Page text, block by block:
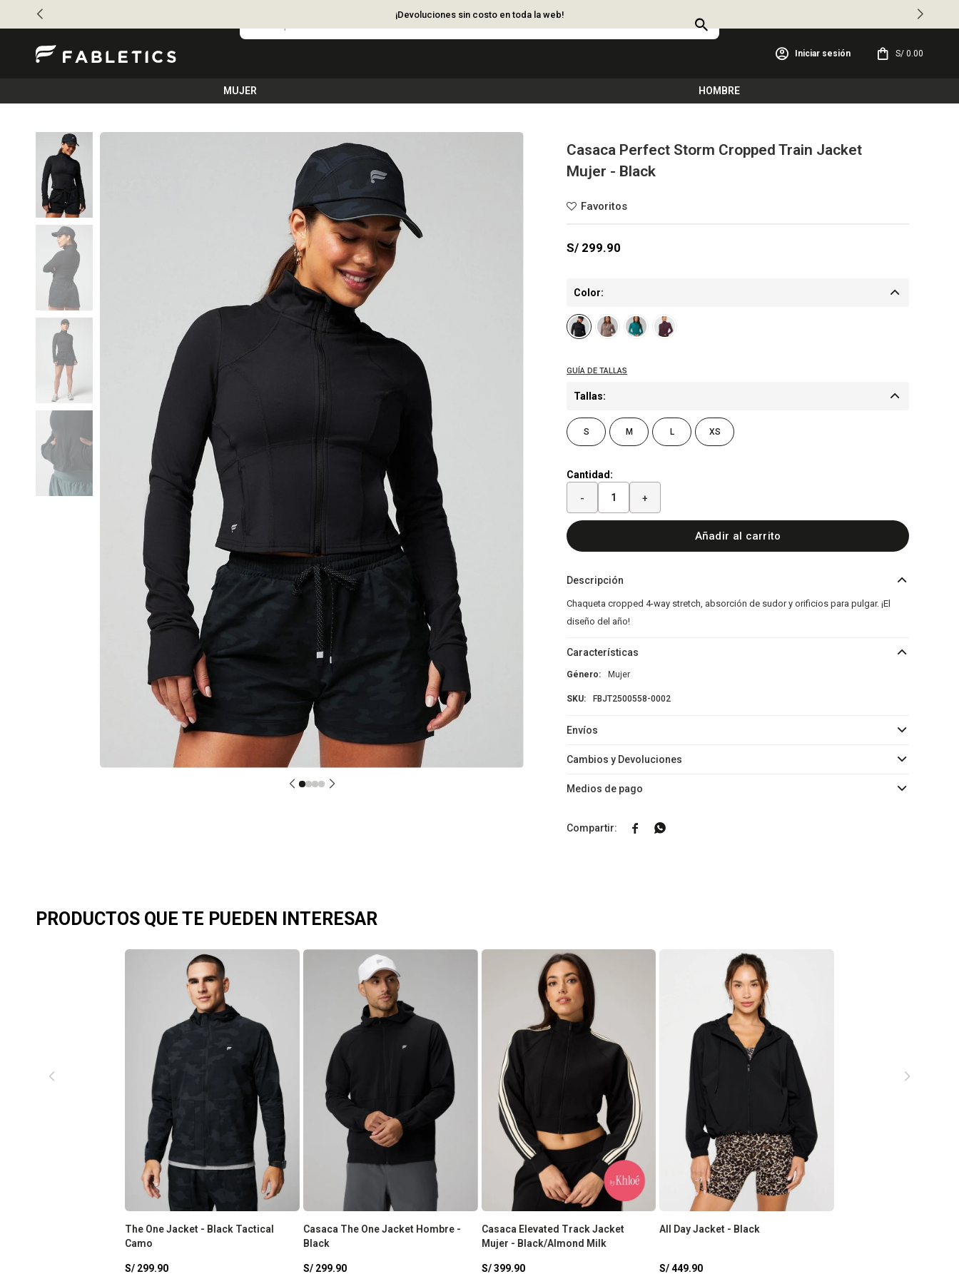
¡Devoluciones sin costo en toda la web!
MUJER HOMBRE
S/ 0.00
Casaca Perfect Storm Cropped Train Jacket
Mujer - Black
S/ 299.90
Color:
Tallas:
S M L XS
Cantidad:
- +
Añadir al carrito
Descripción
Chaqueta cropped 4-way stretch, absorción de sudor y orificios para pulgar. ¡El
diseño del año!
Características
Género Mujer
FBJT2500558-0002
Envíos
Cambios y Devoluciones
Medios de pago
 
PRODUCTOS QUE TE PUEDEN INTERESAR
The One Jacket - Black Tactical
Camo
S/ 299.90
Casaca The One Jacket Hombre -
Black
S/ 299.90
Casaca Elevated Track Jacket
Mujer - Black/Almond Milk
S/ 399.90
All Day Jacket - Black
S/ 449.90